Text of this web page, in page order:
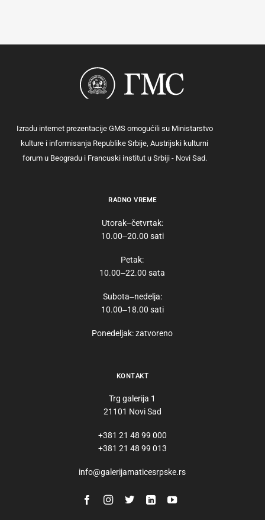
Izradu internet prezentacije GMS omogućili su Ministarstvo
kulture i informisanja Republike Srbije, Austrijski kulturni
forum u Beogradu i Francuski institut u Srbiji - Novi Sad.
RADNO VREME
Utorak‒četvrtak:
10.00‒20.00 sati
Petak:
10.00‒22.00 sata
Subota‒nedelja:
10.00‒18.00 sati
Ponedeljak: zatvoreno
KONTAKT
Trg galerija 1
21101 Novi Sad
+381 21 48 99 000
+381 21 48 99 013
info@galerijamaticesrpske.rs